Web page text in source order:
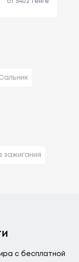
от 5402 тенге
зажигания
с бесплатной